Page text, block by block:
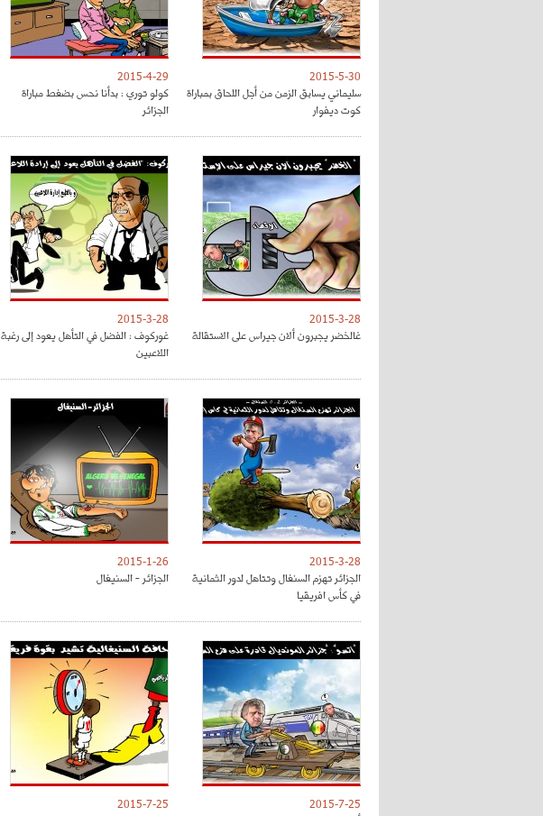
2015-5-30
سليماني يسابق الزمن من أجل اللحاق بمباراة
كوت ديفوار
2015-4-29
كولو توري : بدأنا نحس بضغط مباراة
الجزائر
2015-3-28
غالخضر يجبرون ألان جيراس على الاستقالة
2015-3-28
غوركوف : الفضل في التأهل يعود إلى رغبة
اللاعبين
2015-3-28
الجزائر تهزم السنغال وتتاهل لدور الثمانية
في كأس افريقيا
2015-1-26
الجزائر - السنيغال
2015-7-25
2015-7-25